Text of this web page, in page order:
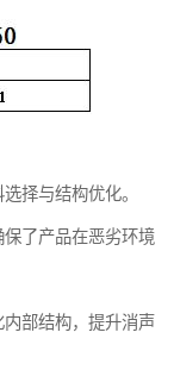
择与结构优化。
了产品在恶劣环境
部结构，提升消声